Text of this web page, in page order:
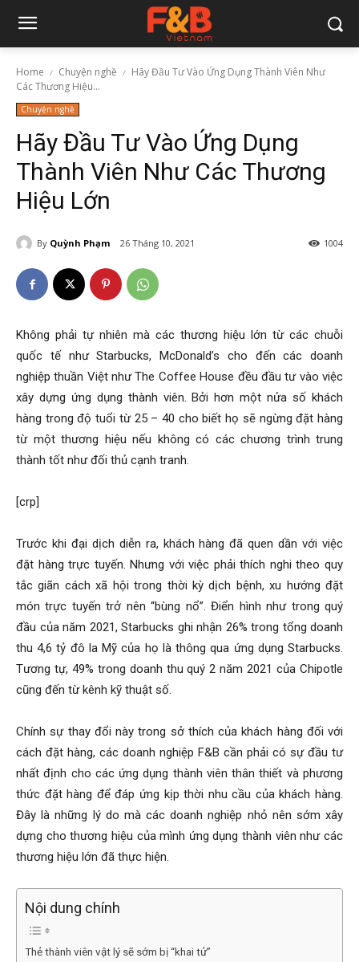
Home Chuyện nghề
Hãy Đầu Tư Vào Ứng Dụng Thành Viên Như
Các Thương Hiệu...
Chuyện nghề
Hãy Đầu Tư Vào Ứng Dụng
Thành Viên Như Các Thương
Hiệu Lớn
By Quỳnh Phạm 26 Tháng 10, 2021 1004
Không phải tự nhiên mà các thương hiệu lớn từ các chuỗi
quốc tế như Starbucks, McDonald’s cho đến các doanh
nghiệp thuần Việt như The Coffee House đều đầu tư vào việc
xây dựng ứng dụng thành viên. Bởi hơn một nửa số khách
hàng trong độ tuổi từ 25 – 40 cho biết họ sẽ ngừng đặt hàng
từ một thương hiệu nếu không có các chương trình trung
thành tốt như đối thủ cạnh tranh.
[crp]
Trước khi đại dịch diễn ra, khách hàng đã quen dần với việc
đặt hàng trực tuyến. Nhưng với việc phải thích nghi theo quy
tắc giãn cách xã hội trong thời kỳ dịch bệnh, xu hướng đặt
món trực tuyến trở nên “bùng nổ”. Điển hình như trong quý
đầu của năm 2021, Starbucks ghi nhận 26% trong tổng doanh
thu 4,6 tỷ đô la Mỹ của họ là thông qua ứng dụng Starbucks.
Tương tự, 49% trong doanh thu quý 2 năm 2021 của Chipotle
cũng đến từ kênh kỹ thuật số.
Chính sự thay đổi này trong sở thích của khách hàng đối với
cách đặt hàng, các doanh nghiệp F&B cần phải có sự đầu tư
nhất định cho các ứng dụng thành viên thân thiết và phương
thức đặt hàng để đáp ứng kịp thời nhu cầu của khách hàng.
Đây là những lý do mà các doanh nghiệp nhỏ nên sớm xây
dựng cho thương hiệu của mình ứng dụng thành viên như các
thương hiệu lớn đã thực hiện.
Nội dung chính
Thẻ thành viên vật lý sẽ sớm bị “khai tử”